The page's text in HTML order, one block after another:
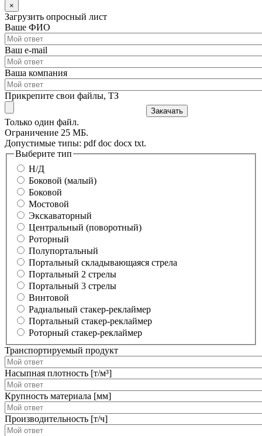
×
Загрузить опросный лист
Ваше ФИО
Ваш e-mail
Ваша компания
Прикрепите свои файлы, ТЗ
Только один файл.
Ограничение 25 МБ.
Допустимые типы: pdf doc docx txt.
Выберите тип
Н/Д
Боковой (малый)
Боковой
Мостовой
Экскаваторный
Центральный (поворотный)
Роторный
Полупортальный
Портальный складывающаяся стрела
Портальный 2 стрелы
Портальный 3 стрелы
Винтовой
Радиальный стакер-реклаймер
Портальный стакер-реклаймер
Роторный стакер-реклаймер
Транспортируемый продукт
Насыпная плотность [т/м³]
Крупность материала [мм]
Производительность [т/ч]